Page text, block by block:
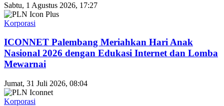
Sabtu, 1 Agustus 2026, 17:27
Korporasi
ICONNET Palembang Meriahkan Hari Anak
Nasional 2026 dengan Edukasi Internet dan Lomba
Mewarnai
Jumat, 31 Juli 2026, 08:04
Korporasi